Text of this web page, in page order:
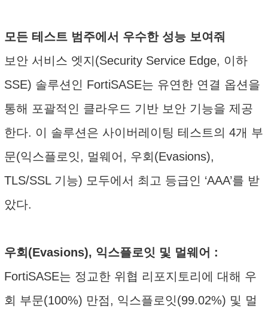
모든 테스트 범주에서 우수한 성능 보여줘
보안 서비스 엣지(Security Service Edge, 이하
SSE) 솔루션인 FortiSASE는 유연한 연결 옵션을
통해 포괄적인 클라우드 기반 보안 기능을 제공
한다. 이 솔루션은 사이버레이팅 테스트의 4개 부
문(익스플로잇, 멀웨어, 우회(Evasions),
TLS/SSL 기능) 모두에서 최고 등급인 ‘AAA’를 받
았다.
우회(Evasions), 익스플로잇 및 멀웨어 :
FortiSASE는 정교한 위협 리포지토리에 대해 우
회 부문(100%) 만점, 익스플로잇(99.02%) 및 멀